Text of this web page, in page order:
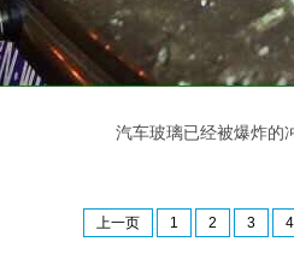
汽车玻璃已经被爆炸的
上一页 1 2 3 4